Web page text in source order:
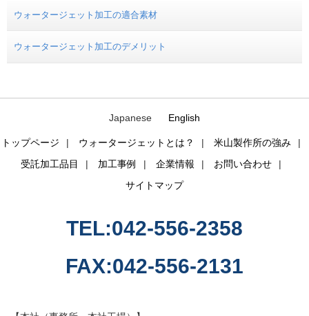
ウォータージェット加工の適合素材
ウォータージェット加工のデメリット
Japanese English
トップページ ウォータージェットとは？
米山製作所の強み
受託加工品目
加工事例 企業情報
お問い合わせ
サイトマップ
TEL:042-556-2358
FAX:042-556-2131